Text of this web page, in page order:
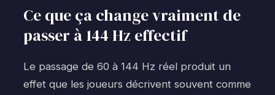
Ce que ça change vraiment de
passer à 144 Hz effectif
Le passage de 60 à 144 Hz réel produit un
effet que les joueurs décrivent souvent comme